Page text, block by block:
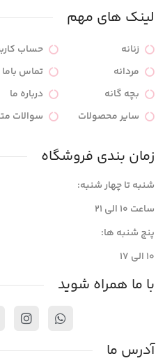
لینک های مهم
زنانه
مردانه
بچه گانه
سایر محصولات
حساب
تماس باما
درباره ما
سوالات
زمان بندی فروشگاه
شنبه تا چهار شنبه:
ساعت ۱۰ الی ۲۱
پنج شنبه ها:
۱۰ الی ۱۷
با ما همراه شوید
آدرس ما